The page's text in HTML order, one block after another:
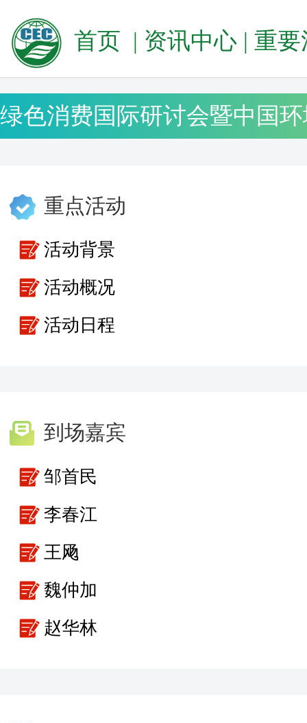
首页 | 资讯中心 | 重要
重点活动
活动背景
活动概况
活动日程
到场嘉宾
邹首民
李春江
王飏
魏仲加
赵华林